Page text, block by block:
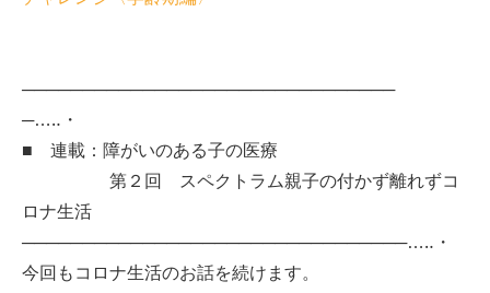
───────────────────────────────
─…‥・
■ 連載：障がいのある子の医療
第２回 スペクトラム親子の付かず離れずコ
ロナ生活
────────────────────────────────…‥・
今回もコロナ生活のお話を続けます。